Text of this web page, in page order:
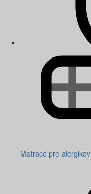
Matrace pre alergikov